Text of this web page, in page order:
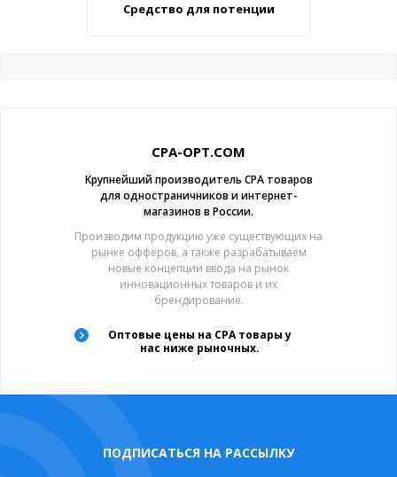
Средство для потенции
CPA-OPT.COM
Крупнейший производитель CPA товаров
для одностраничников и интернет-
магазинов в России.
Производим продукцию уже существующих на
рынке офферов, а также разрабатываем
новые концепции ввода на рынок
инновационных товаров и их
брендирование.
Оптовые цены на CPA товары у
нас ниже рыночных.
ПОДПИСАТЬСЯ НА РАССЫЛКУ